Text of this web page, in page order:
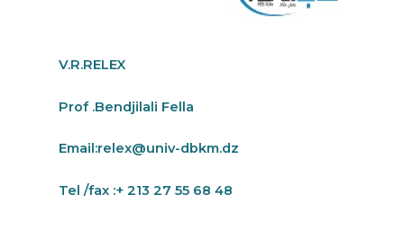
V.R.RELEX
Prof .Bendjilali Fella
Email:relex@univ-dbkm.dz
Tel /fax :+ 213 27 55 68 48